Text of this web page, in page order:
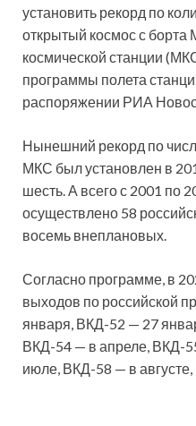
установить рекорд по
открытый космос с
космической станции
программы полета
распоряжении РИА
Нынешний рекорд по
МКС был установлен в
шесть. А всего с 2001 по
осуществлено 58
восемь внеплановых.
Согласно программе, в
выходов по российской
января, ВКД-52 — 27
ВКД-54 — в апреле, ВКД-
июле, ВКД-58 — в